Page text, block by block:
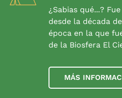
¿Sabias qué...?
desde la década
época en la que
de la Biosfera El
MÁS